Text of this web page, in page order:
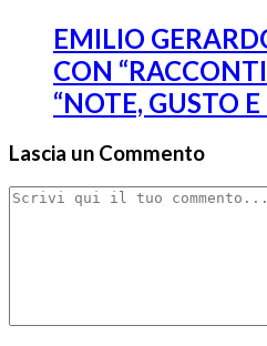
EMILIO
CON
“NOTE, GUSTO E
Lascia un Commento